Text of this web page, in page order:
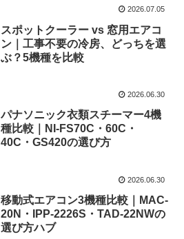
2026.07.05
スポットクーラー vs 窓用エアコ
ン｜工事不要の冷房、どっちを選
ぶ？5機種を比較
2026.06.30
パナソニック衣類スチーマー4機
種比較｜NI-FS70C・60C・
40C・GS420の選び方
2026.06.30
移動式エアコン3機種比較｜MAC-
20N・IPP-2226S・TAD-22NWの
選び方ハブ